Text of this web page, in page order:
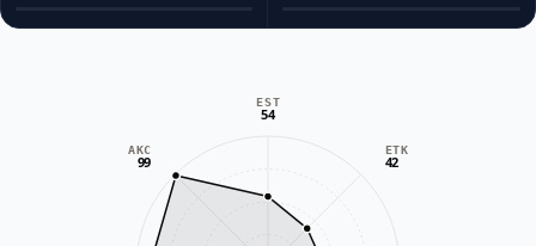
EST
54
ETK
42
AKC
99